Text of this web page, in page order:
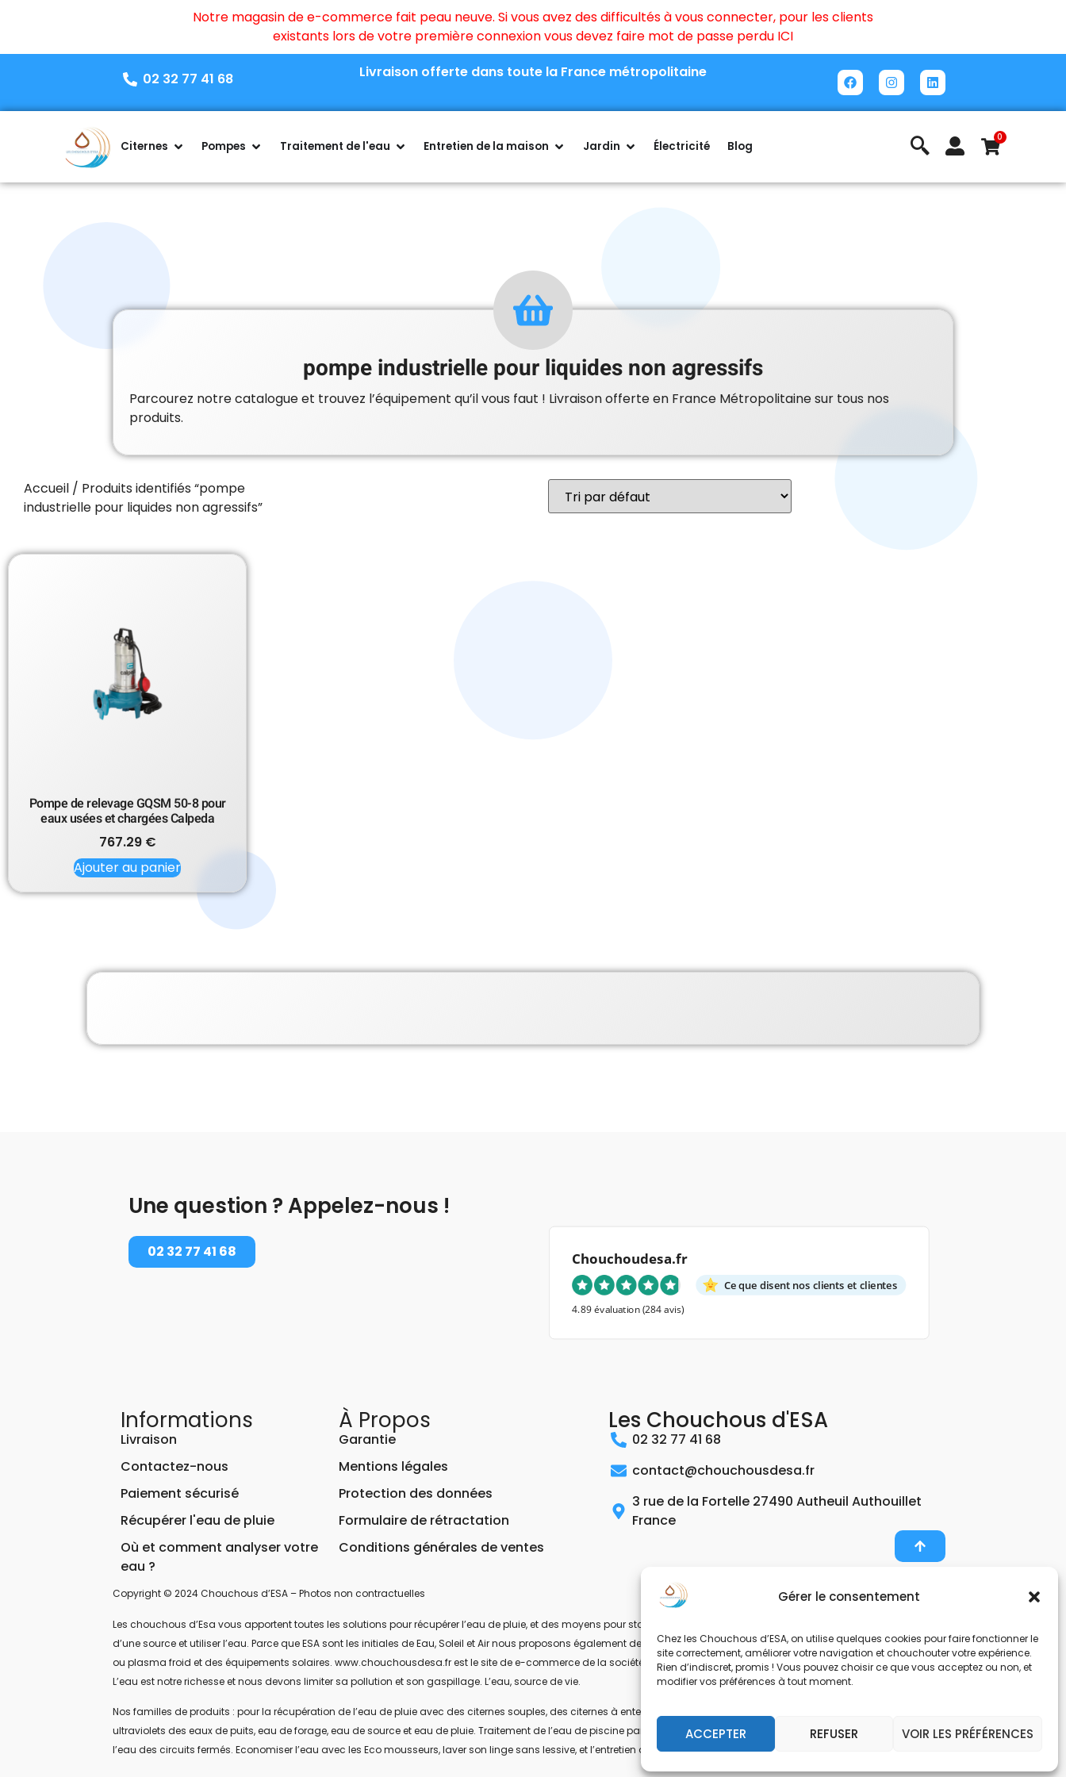
Gérer le consentement
Chez les Chouchous d’ESA, on utilise quelques cookies pour faire fonctionner le
site correctement, améliorer votre navigation et chouchouter votre expérience.
Rien d’indiscret, promis ! Vous pouvez choisir ce que vous acceptez ou non, et
modifier vos préférences à tout moment.
ACCEPTER REFUSER VOIR LES PRÉFÉRENCES
Notre magasin de e-commerce fait peau neuve. Si vous avez des difficultés à vous connecter, pour les clients
existants lors de votre première connexion vous devez faire mot de passe perdu ICI
02 32 77 41 68 Livraison offerte dans toute la France métropolitaine
Citernes Pompes Traitement de l'eau Entretien de la maison Jardin Électricité Blog
0
pompe industrielle pour liquides non agressifs
Parcourez notre catalogue et trouvez l’équipement qu’il vous faut ! Livraison offerte en France Métropolitaine sur tous nos
produits.
Accueil / Produits identifiés “pompe
industrielle pour liquides non agressifs”
Pompe de relevage GQSM 50-8 pour
eaux usées et chargées Calpeda
767.29 €
Ajouter au panier
Une question ? Appelez-nous !
02 32 77 41 68 Chouchoudesa.fr
Ce que disent nos clients et clientes
4.89 évaluation(284 avis)
Informations
Livraison
Contactez-nous
Paiement sécurisé
Récupérer l'eau de pluie
Où et comment analyser votre
eau ?
À Propos
Garantie
Mentions légales
Protection des données
Formulaire de rétractation
Conditions générales de ventes
Les Chouchous d'ESA
02 32 77 41 68
contact@chouchousdesa.fr
3 rue de la Fortelle 27490 Autheuil Authouillet
France
Copyright © 2024 Chouchous d’ESA – Photos non contractuelles
Les chouchous d’Esa vous apportent toutes les solutions pour récupérer l’eau de pluie, et des moyens pour stocker, filtrer, traiter et potabiliser l’eau d’un forage, d’un puits ou
d’une source et utiliser l’eau. Parce que ESA sont les initiales de Eau, Soleil et Air nous proposons également des équipements pour décontaminer de l’air par photocatalyse
ou plasma froid et des équipements solaires. www.chouchousdesa.fr est le site de e-commerce de la société ESA Evolutions, une entreprise Normande au service de l’eau.
L’eau est notre richesse et nous devons limiter sa pollution et son gaspillage. L’eau, source de vie.
Nos familles de produits : pour la récupération de l’eau de pluie avec des citernes souples, des citernes à enterrer, ou des citernes hors sol. Filtration et potabilisation par
ultraviolets des eaux de puits, eau de forage, eau de source et eau de pluie. Traitement de l’eau de piscine par UV-C. Les pompes et gestionnaire d’eau. Anticalcaire, clarifier
l’eau des circuits fermés. Economiser l’eau avec les Eco mousseurs, laver son linge sans lessive, et l’entretien de la maison et de locaux avec des microfibres.